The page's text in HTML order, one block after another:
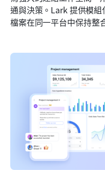
通與決策。Lark 提供模
檔案在同一平台中保持整